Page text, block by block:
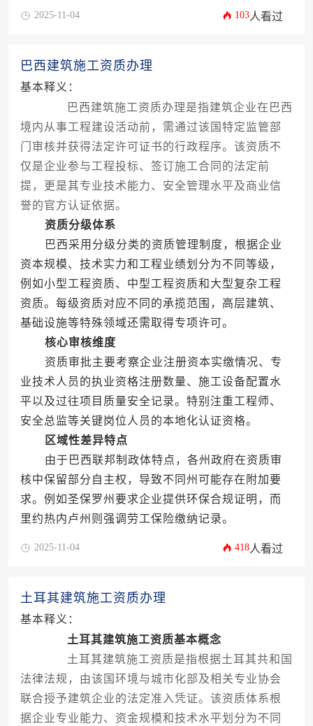
2025-11-04 103人看过
巴西建筑施工资质办理
基本释义：
巴西建筑施工资质办理是指建筑企业在巴西
境内从事工程建设活动前，需通过该国特定监管部
门审核并获得法定许可证书的行政程序。该资质不
仅是企业参与工程投标、签订施工合同的法定前
提，更是其专业技术能力、安全管理水平及商业信
誉的官方认证依据。
资质分级体系
巴西采用分级分类的资质管理制度，根据企业
资本规模、技术实力和工程业绩划分为不同等级，
例如小型工程资质、中型工程资质和大型复杂工程
资质。每级资质对应不同的承揽范围，高层建筑、
基础设施等特殊领域还需取得专项许可。
核心审核维度
资质审批主要考察企业注册资本实缴情况、专
业技术人员的执业资格注册数量、施工设备配置水
平以及过往项目质量安全记录。特别注重工程师、
安全总监等关键岗位人员的本地化认证资格。
区域性差异特点
由于巴西联邦制政体特点，各州政府在资质审
核中保留部分自主权，导致不同州可能存在附加要
求。例如圣保罗州要求企业提供环保合规证明，而
里约热内卢州则强调劳工保险缴纳记录。
2025-11-04 418人看过
土耳其建筑施工资质办理
基本释义：
土耳其建筑施工资质基本概念
土耳其建筑施工资质是指根据土耳其共和国
法律法规，由该国环境与城市化部及相关专业协会
联合授予建筑企业的法定准入凭证。该资质体系根
据企业专业能力、资金规模和技术水平划分为不同